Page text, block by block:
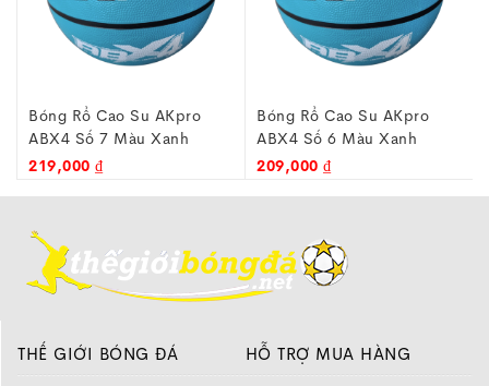
Bóng Rổ Cao Su AKpro
ABX4 Số 7 Màu Xanh
219,000 ₫
Bóng Rổ Cao Su AKpro
ABX4 Số 6 Màu Xanh
209,000 ₫
THẾ GIỚI BÓNG ĐÁ HỖ TRỢ MUA HÀNG